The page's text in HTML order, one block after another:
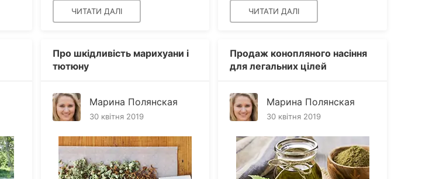
ЧИТАТИ ДАЛІ ЧИТАТИ ДАЛІ
Про шкідливість марихуани і
тютюну
Марина Полянская
30 квітня 2019
Продаж конопляного насіння
для легальних цілей
Марина Полянская
30 квітня 2019